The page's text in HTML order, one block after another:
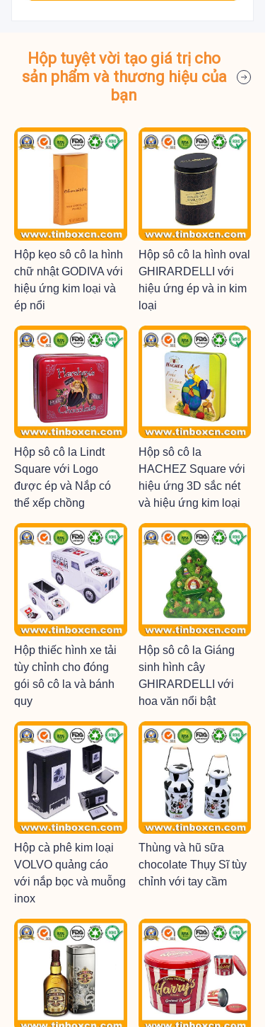
Hộp tuyệt vời tạo giá trị cho
sản phẩm và thương hiệu của
bạn
Hộp kẹo sô cô la hình
chữ nhật GODIVA với
hiệu ứng kim loại và
ép nổi
Hộp sô cô la hình oval
GHIRARDELLI với
hiệu ứng ép và in kim
loại
Hộp sô cô la Lindt
Square với Logo
được ép và Nắp có
thể xếp chồng
Hộp sô cô la
HACHEZ Square với
hiệu ứng 3D sắc nét
và hiệu ứng kim loại
Hộp thiếc hình xe tải
tùy chỉnh cho đóng
gói sô cô la và bánh
quy
Hộp sô cô la Giáng
sinh hình cây
GHIRARDELLI với
hoa văn nổi bật
Hộp cà phê kim loại
VOLVO quảng cáo
với nắp bọc và muỗng
inox
Thùng và hũ sữa
chocolate Thụy Sĩ tùy
chỉnh với tay cầm